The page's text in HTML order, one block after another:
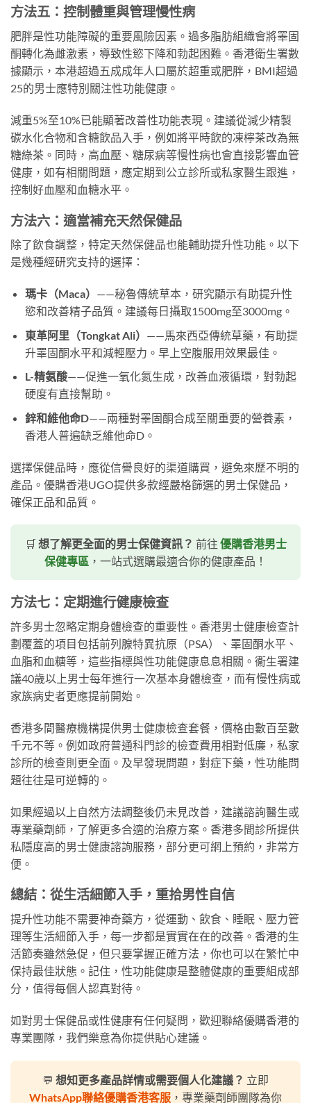
方法五：控制體重與管理慢性病
肥胖是性功能障礙的重要風險因素。過多脂肪組織會將睪固
酮轉化為雌激素，導致性慾下降和勃起困難。香港衛生署數
據顯示，本港超過五成成年人口屬於超重或肥胖，BMI超過
25的男士應特別關注性功能健康。
減重5%至10%已能顯著改善性功能表現。建議從減少精製
碳水化合物和含糖飲品入手，例如將平時飲的凍檸茶改為無
糖綠茶。同時，高血壓、糖尿病等慢性病也會直接影響血管
健康，如有相關問題，應定期到公立診所或私家醫生跟進，
控制好血壓和血糖水平。
方法六：適當補充天然保健品
除了飲食調整，特定天然保健品也能輔助提升性功能。以下
是幾種經研究支持的選擇：
瑪卡（Maca） ——秘魯傳統草本，研究顯示有助提升性
慾和改善精子品質。建議每日攝取1500mg至3000mg。
東革阿里（Tongkat Ali） ——馬來西亞傳統草藥，有助提
升睪固酮水平和減輕壓力。早上空腹服用效果最佳。
L-精氨酸——促進一氧化氮生成，改善血液循環，對勃起
硬度有直接幫助。
鋅和維他命D——兩種對睪固酮合成至關重要的營養素，
香港人普遍缺乏維他命D。
選擇保健品時，應從信譽良好的渠道購買，避免來歷不明的
產品。優購香港UGO提供多款經嚴格篩選的男士保健品，
確保正品和品質。
🛒 想了解更全面的男士保健資訊？ 前往 優購香港男士
保健專區 ，一站式選購最適合你的健康產品！
方法七：定期進行健康檢查
許多男士忽略定期身體檢查的重要性。香港男士健康檢查計
劃覆蓋的項目包括前列腺特異抗原（PSA）、睪固酮水平、
血脂和血糖等，這些指標與性功能健康息息相關。衞生署建
議40歲以上男士每年進行一次基本身體檢查，而有慢性病或
家族病史者更應提前開始。
香港多間醫療機構提供男士健康檢查套餐，價格由數百至數
千元不等。例如政府普通科門診的檢查費用相對低廉，私家
診所的檢查則更全面。及早發現問題，對症下藥，性功能問
題往往是可逆轉的。
如果經過以上自然方法調整後仍未見改善，建議諮詢醫生或
專業藥劑師，了解更多合適的治療方案。香港多間診所提供
私隱度高的男士健康諮詢服務，部分更可網上預約，非常方
便。
總結：從生活細節入手，重拾男性自信
提升性功能不需要神奇藥方，從運動、飲食、睡眠、壓力管
理等生活細節入手，每一步都是實實在在的改善。香港的生
活節奏雖然急促，但只要掌握正確方法，你也可以在繁忙中
保持最佳狀態。記住，性功能健康是整體健康的重要組成部
分，值得每個人認真對待。
如對男士保健品或性健康有任何疑問，歡迎聯絡優購香港的
專業團隊，我們樂意為你提供貼心建議。
💬 想知更多產品詳情或需要個人化建議？ 立即
WhatsApp聯絡優購香港客服 ，專業藥劑師團隊為你